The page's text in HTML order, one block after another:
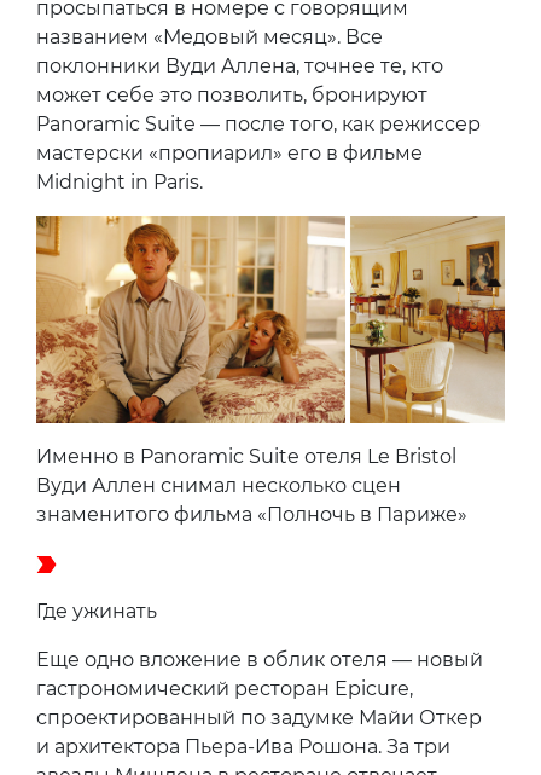
на очаровательный сад. На стенах — картины
18-го века руки известного французского
живописца Жана-Баптиста Патера,
в гостиной и во всех многочисленных
комнатах — мебель любимой избранными
марки Taillardat с обивкой от не менее
известной марки Manuel Canovas. Второй
новый сьют — Lune de Miel — особенно
популярен среди молодоженов. Сложно
найти более романтичный способ
признаваться в любви каждое утро, чем
просыпаться в номере с говорящим
названием «Медовый месяц». Все
поклонники Вуди Аллена, точнее те, кто
может себе это позволить, бронируют
Panoramic Suite — после того, как режиссер
мастерски «пропиарил» его в фильме
Midnight in Paris.